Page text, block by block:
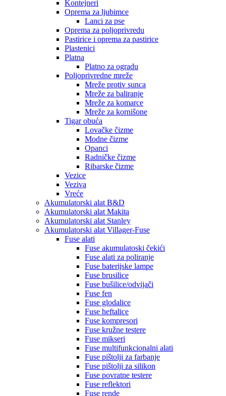
Kontejneri
Oprema za ljubimce
Lanci za pse
Oprema za poljoprivredu
Pastirice i oprema za pastirice
Plastenici
Platna
Platno za ogradu
Poljoprivredne mreže
Mreže protiv sunca
Mreže za baliranje
Mreže za komarce
Mreže za kornišone
Tigar obuća
Lovačke čizme
Modne čizme
Opanci
Radničke čizme
Ribarske čizme
Vezice
Veziva
Vreće
Akumulatorski alat B&D
Akumulatorski alat Makita
Akumulatorski alat Stanley
Akumulatorski alat Villager-Fuse
Fuse alati
Fuse akumulatoski čekići
Fuse alati za poliranje
Fuse baterijske lampe
Fuse brusilice
Fuse bušilice/odvijači
Fuse fen
Fuse glodalice
Fuse heftalice
Fuse kompresori
Fuse kružne testere
Fuse mikseri
Fuse multifunkcionalni alati
Fuse pištolji za farbanje
Fuse pištolji za silikon
Fuse povratne testere
Fuse reflektori
Fuse rende